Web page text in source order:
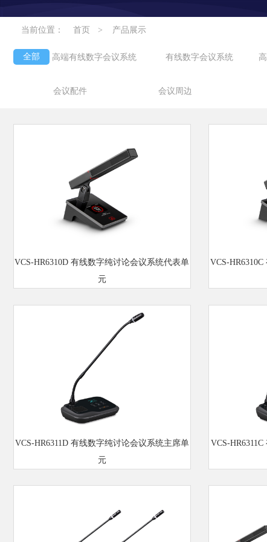
当前位置： 首页 > 产品展示
全部 高端有线数字会议系统 有线数字会议系统
会议配件
会议周边
VCS-HR6310D 有线数字纯讨论会议系统代表单
元
VCS-
VCS-HR6311D 有线数字纯讨论会议系统主席单
元
VCS-